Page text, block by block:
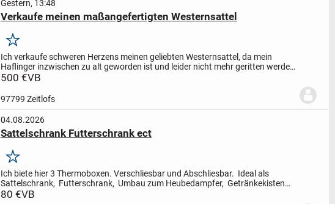
Gestern, 13:48
Verkaufe meinen maßangefertigten Westernsattel
Merken
Ich verkaufe schweren Herzens meinen geliebten Westernsattel, da mein
Haflinger inzwischen zu alt geworden ist und leider nicht mehr geritten werden
kann.Der Sattel ist maßangefertigt, besteht aus...
500 €VB
97799 Zeitlofs
04.08.2026
Sattelschrank Futterschrank ect
Merken
Ich biete hier 3 Thermoboxen. Verschliesbar und Abschliesbar. Ideal als
Sattelschrank, Futterschrank, Umbau zum Heubedampfer, Getränkekisten
kühl halten ect. Hält alles trocken und sauber.
80 €VB